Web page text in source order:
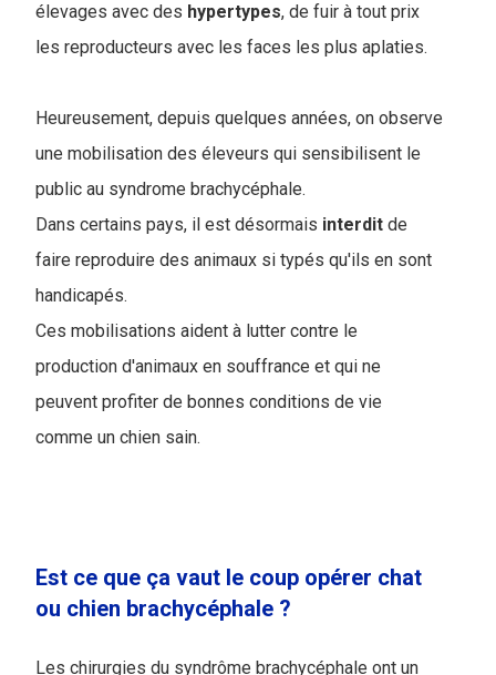
élevages avec des hypertypes, de fuir à tout prix
les reproducteurs avec les faces les plus aplaties.
Heureusement, depuis quelques années, on observe
une mobilisation des éleveurs qui sensibilisent le
public au syndrome brachycéphale.
Dans certains pays, il est désormais interdit de
faire reproduire des animaux si typés qu'ils en sont
handicapés.
Ces mobilisations aident à lutter contre le
production d'animaux en souffrance et qui ne
peuvent profiter de bonnes conditions de vie
comme un chien sain.
Est ce que ça vaut le coup opérer chat
ou chien brachycéphale ?
Les chirurgies du syndrôme brachycéphale ont un